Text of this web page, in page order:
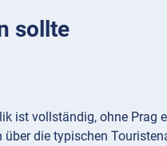
sollte
ist vollständig, ohne Prag
die typischen